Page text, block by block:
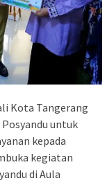
Kota Tangerang
untuk
kepada
kegiatan
di Aula